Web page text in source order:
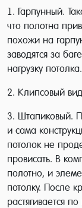
1. Гарпунный.
что полотна
похожи на
заводятся за
нагрузку потолка.
2. Клипсовый
3. Штапиковый.
и сама
потолок не
провисать. В
полотно, и
потолку. После
растягивается